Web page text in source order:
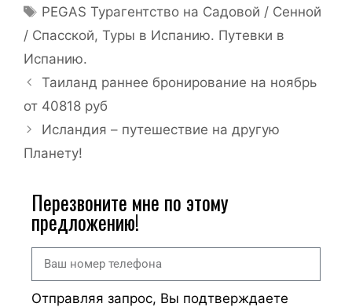
PEGAS Турагентство на Садовой / Сенной
/ Спасской, Туры в Испанию. Путевки в
Испанию.
Таиланд раннее бронирование на ноябрь
от 40818 руб
Исландия – путешествие на другую
Планету!
Перезвоните мне по этому
предложению!
Отправляя запрос, Вы подтверждаете